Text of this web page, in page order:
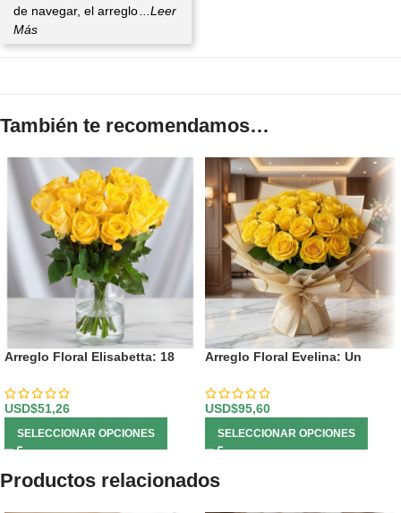
de navegar, el arreglo
...Leer
Más
También te recomendamos…
Arreglo Floral Elisabetta: 18
USD$51,26
SELECCIONAR OPCIONES
Arreglo Floral Evelina: Un
✨
USD$95,60
SELECCIONAR OPCIONES
Productos relacionados